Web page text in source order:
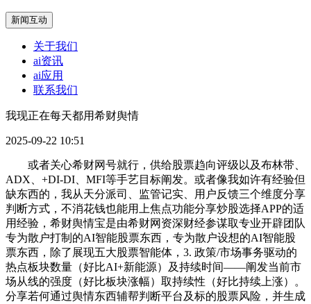
新闻互动
关于我们
ai资讯
ai应用
联系我们
我现正在每天都用希财舆情
2025-09-22 10:51
或者关心希财网号就行，供给股票趋向评级以及布林带、
ADX、+DI-DI、MFI等手艺目标阐发。或者像我如许有经验但
缺东西的，我从天分派司、监管记实、用户反馈三个维度分享
判断方式，不消花钱也能用上焦点功能分享炒股选择APP的适
用经验，希财舆情宝是由希财网资深财经参谋取专业开辟团队
专为散户打制的AI智能股票东西，专为散户设想的AI智能股
票东西，除了展现五大股票智能体，3. 政策/市场事务驱动的
热点板块数量（好比AI+新能源）及持续时间——阐发当前市
场从线的强度（好比板块涨幅）取持续性（好比持续上涨）。
分享若何通过舆情东西辅帮判断平台及标的股票风险，并生成